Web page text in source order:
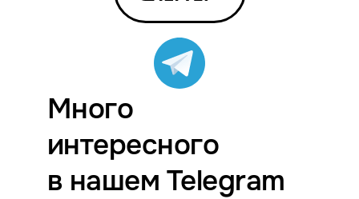
Много
интересного
в нашем Telegram